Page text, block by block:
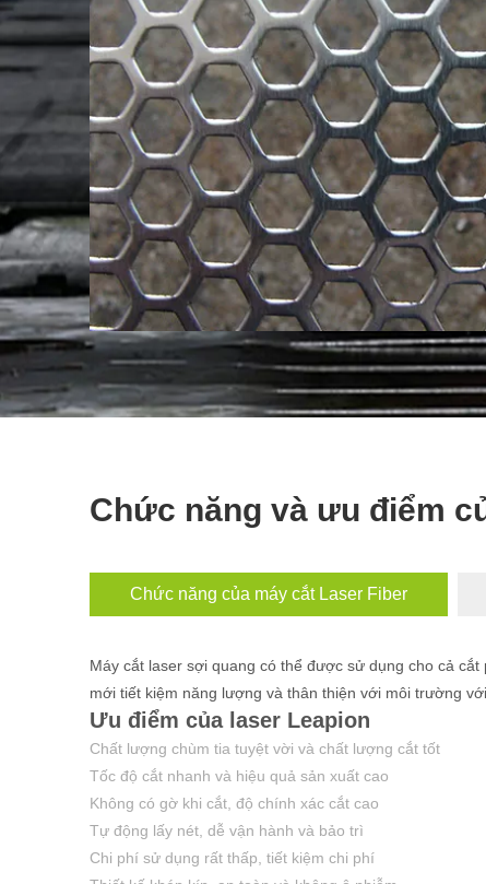
Chức năng và ưu điểm
Chức năng của máy cắt Laser Fiber
Máy cắt laser sợi quang có thể được sử dụng cho cả
mới tiết kiệm năng lượng và thân thiện với môi trường
Ưu điểm của laser Leapion
Chất lượng chùm tia tuyệt vời và chất lượng cắt tốt
Tốc độ cắt nhanh và hiệu quả sản xuất cao
Không có gờ khi cắt, độ chính xác cắt cao
Tự động lấy nét, dễ vận hành và bảo trì
Chi phí sử dụng rất thấp, tiết kiệm chi phí